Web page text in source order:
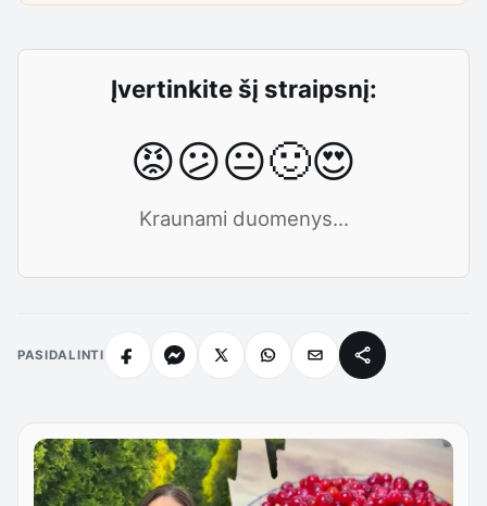
Įvertinkite šį straipsnį:
😡😕😐🙂😍
Kraunami duomenys...
PASIDALINTI